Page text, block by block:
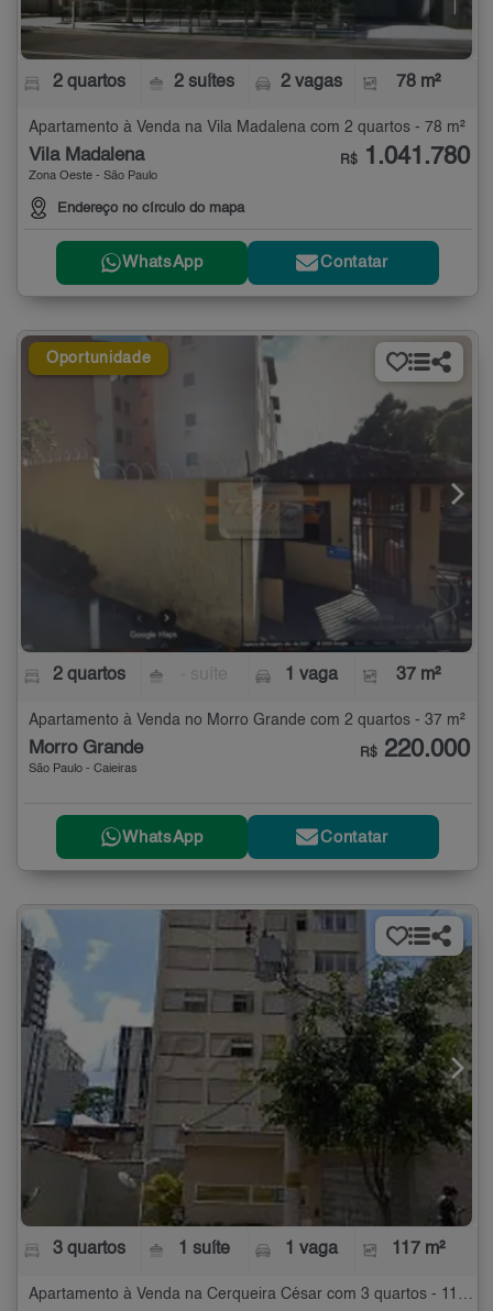
2 quartos 2 suítes 2 vagas 78 m²
Apartamento à Venda na Vila Madalena com 2 quartos - 78 m²
Vila Madalena
Zona Oeste - São Paulo
Endereço no círculo do mapa
R$ 1.041.780
WhatsApp Contatar
Oportunidade
2 quartos 1 vaga 37 m²
Apartamento à Venda no Morro Grande com 2 quartos - 37 m²
Morro Grande
São Paulo - Caieiras
R$ 220.000
WhatsApp Contatar
3 quartos 1 suíte 1 vaga 117 m²
Apartamento à Venda na Cerqueira César com 3 quartos - 117 m²